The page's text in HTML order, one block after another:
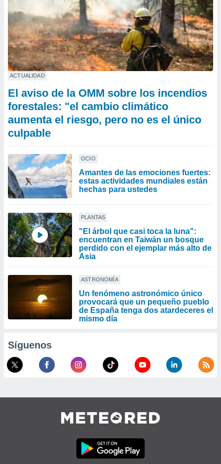
ACTUALIDAD
El aviso de la OMM sobre los incendios
forestales: "el cambio climático
aumenta el riesgo, pero no es el único
culpable
OCIO
Amantes de las emociones fuertes:
estas actividades mundiales están
hechas para ustedes
PLANTAS
"El árbol que casi toca la luna":
encuentran en Taiwán un bosque
perdido con el ejemplar más alto de
Asia
ASTRONOMÍA
Un fenómeno astronómico único
provocará que un pequeño pueblo
de España tenga dos atardeceres el
mismo día
Síguenos